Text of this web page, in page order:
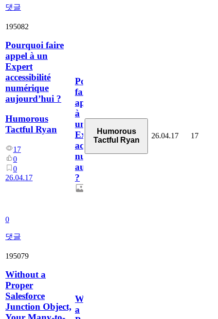
댓글
195082
Pourquoi faire
appel à un
Expert
accessibilité
numérique
aujourd’hui ?
Humorous
Tactful Ryan
17
0
0
26.04.17
0
댓글
Pourquoi
faire
appel
à
un
Expert
accessibilité
numérique
aujourd’hui
?
Humorous
Tactful Ryan
26.04.17 17
195079
Without a
Proper
Salesforce
Junction Object,
Without
a